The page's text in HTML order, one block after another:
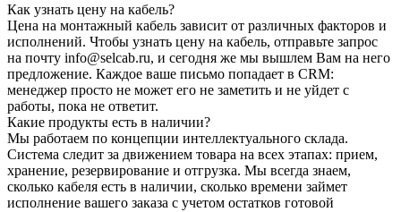
Как узнать цену на кабель?
Цена на монтажный кабель зависит от различных факторов и
исполнений. Чтобы узнать цену на кабель, отправьте запрос
на почту info@selcab.ru, и сегодня же мы вышлем Вам на него
предложение. Каждое ваше письмо попадает в CRM:
менеджер просто не может его не заметить и не уйдет с
работы, пока не ответит.
Какие продукты есть в наличии?
Мы работаем по концепции интеллектуального склада.
Система следит за движением товара на всех этапах: прием,
хранение, резервирование и отгрузка. Мы всегда знаем,
сколько кабеля есть в наличии, сколько времени займет
исполнение вашего заказа с учетом остатков готовой